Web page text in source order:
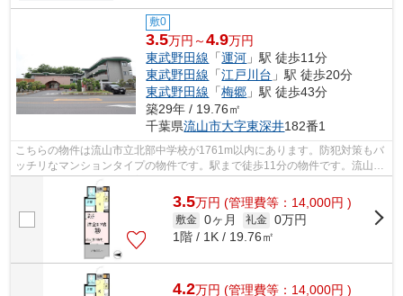
敷0
3.5万円～4.9万円
東武野田線 「運河 」駅 徒歩11分
東武野田線 「江戸川台 」駅 徒歩20分
東武野田線 「梅郷 」駅 徒歩43分
築29年 / 19.76㎡
千葉県流山市大字東深井182番1
こちらの物件は流山市立北部中学校が1761m以内にあります。防犯対策もバ
ッチリなマンションタイプの物件です。駅まで徒歩11分の物件です。流山市
に関する事なら、地域密着のアパートマ...
3.5万円 (管理費等：14,000円 )
敷金 0ヶ月 礼金 0万円
1階 / 1K / 19.76㎡
4.2万円 (管理費等：14,000円 )